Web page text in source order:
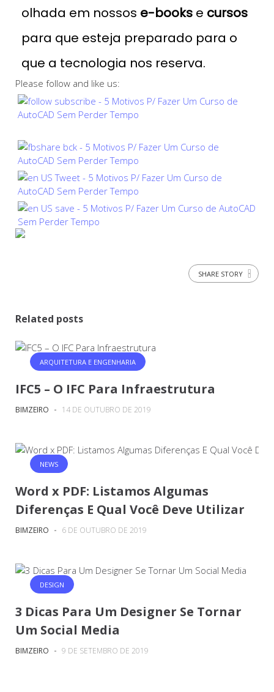
olhada em nossos e-books e cursos
para que esteja preparado para o
que a tecnologia nos reserva.
Please follow and like us:
SHARE STORY
Related posts
ARQUITETURA E ENGENHARIA
IFC5 – O IFC Para Infraestrutura
BIMZEIRO - 14 DE OUTUBRO DE 2019
NEWS
Word x PDF: Listamos Algumas
Diferenças E Qual Você Deve Utilizar
BIMZEIRO - 6 DE OUTUBRO DE 2019
DESIGN
3 Dicas Para Um Designer Se Tornar
Um Social Media
BIMZEIRO - 9 DE SETEMBRO DE 2019